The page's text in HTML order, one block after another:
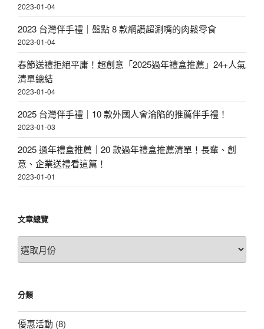
2023-01-04
2023 台灣伴手禮｜盤點 8 款網讚超涮嘴的肉鬆零食
2023-01-04
春節送禮拒絕平庸！超創意「2025過年禮盒推薦」24+人氣
清單總結
2023-01-04
2025 台灣伴手禮｜10 款外國人會淪陷的推薦伴手禮！
2023-01-03
2025 過年禮盒推薦｜20 款過年禮盒推薦清單！長輩、創
意、企業送禮看這篇！
2023-01-01
文章總覽
文
章
分類
優惠活動 (8)